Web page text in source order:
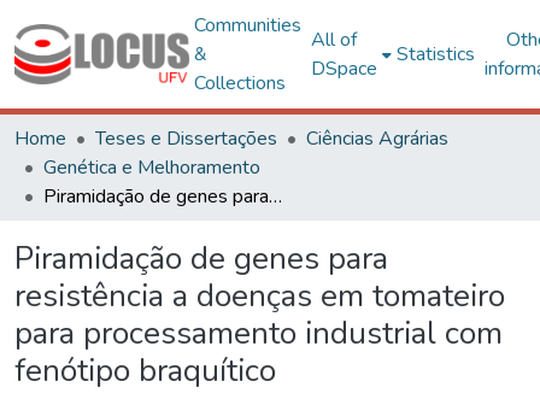
Communities
&
Collections
All of
DSpace
Statistics
Home Teses e Dissertações
Ciências Agrárias
Genética e Melhoramento
Piramidação de genes para resistência a doenças em tomateiro para processamento industrial com fenótipo braquítico
Piramidação de genes para
resistência a doenças em tomateiro
para processamento industrial com
fenótipo braquítico